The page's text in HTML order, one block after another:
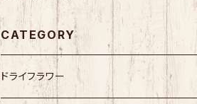
CATEGORY
ドライフラワー